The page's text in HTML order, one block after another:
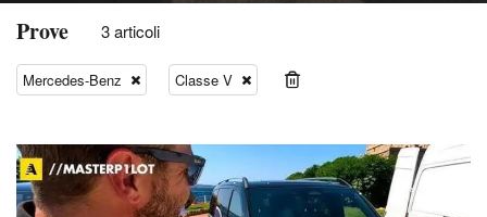
Prove 3 articoli
Mercedes-Benz Classe V